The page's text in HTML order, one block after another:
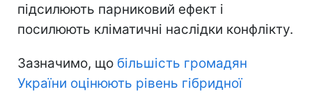
підсилюють парниковий ефект і
посилюють кліматичні наслідки конфлікту.
Зазначимо, що більшість громадян
України оцінюють рівень гібридної